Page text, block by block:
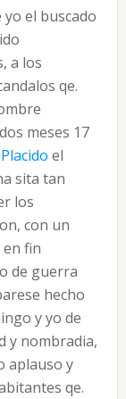
el buscado
a los
qe.
meses 17
Placido el
sita tan
los
con un
en fin
de guerra
hecho
y yo de
y nombradia,
aplauso y
qe.